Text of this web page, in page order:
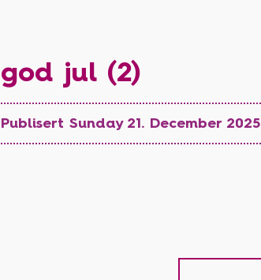
god jul (2)
Publisert Sunday 21. December 2025